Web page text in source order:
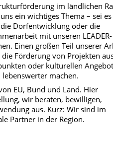
im ländlichen
ein wichtiges Thema – sei es
Dorfentwicklung oder die
mit unseren LEADER-
Einen großen Teil unserer
die Förderung von Projekten
oder kulturellen
machen.
EU, Bund und Land. Hier
wir beraten, bewilligen,
aus. Kurz: Wir sind im
Partner in der Region.